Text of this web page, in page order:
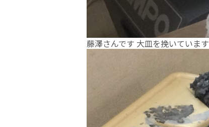
藤澤さんです 大皿を挽いています